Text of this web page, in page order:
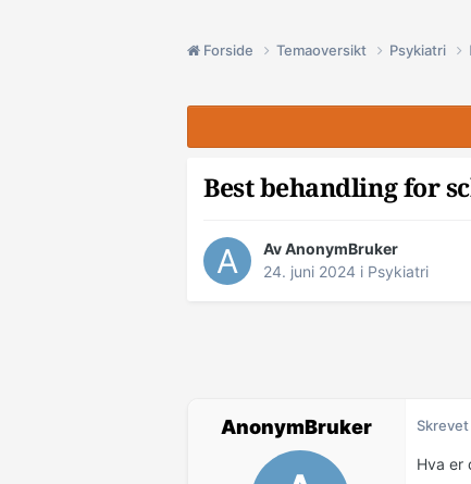
Forside Temaoversikt Psykiatri
Best behandling for
Av AnonymBruker
24. juni 2024 i Psykiatri
AnonymBruker Skrevet
Hva er